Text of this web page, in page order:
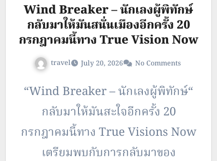
Wind Breaker – นักเลงผู้พิทักษ์
กลับมาให้มันสนั่นเมืองอีกครั้ง 20
กรกฎาคมนี้ทาง True Vision Now
travel July 20, 2026 No Comments
“Wind Breaker – นักเลงผู้พิทักษ์“
กลับมาให้มันสะใจอีกครั้ง 20
กรกฎาคมนี้ทาง True Visions Now
เตรียมพบกับการกลับมาของ